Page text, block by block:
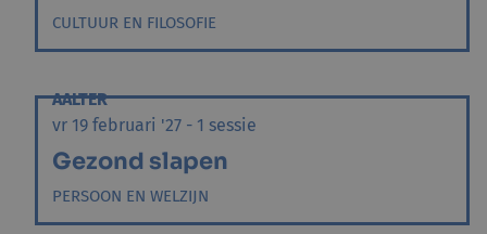
CULTUUR EN FILOSOFIE
AALTER
vr 19 februari '27 - 1 sessie
Gezond slapen
PERSOON EN WELZIJN